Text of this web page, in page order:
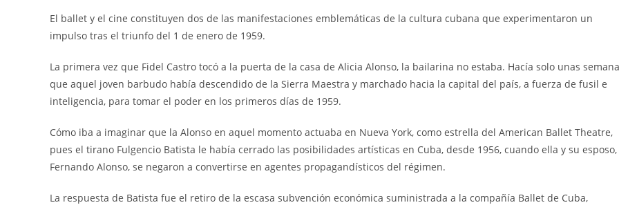
El ballet y el cine constituyen dos de las manifestaciones emblemáticas de la cultura cubana que experimentaron un
impulso tras el triunfo del 1 de enero de 1959.
La primera vez que Fidel Castro tocó a la puerta de la casa de Alicia Alonso, la bailarina no estaba. Hacía solo unas
que aquel joven barbudo había descendido de la Sierra Maestra y marchado hacia la capital del país, a fuerza de fusil e
inteligencia, para tomar el poder en los primeros días de 1959.
Cómo iba a imaginar que la Alonso en aquel momento actuaba en Nueva York, como estrella del American Ballet Theatre,
pues el tirano Fulgencio Batista le había cerrado las posibilidades artísticas en Cuba, desde 1956, cuando ella y su esposo,
Fernando Alonso, se negaron a convertirse en agentes propagandísticos del régimen.
La respuesta de Batista fue el retiro de la escasa subvención económica suministrada a la compañía Ballet de Cuba,